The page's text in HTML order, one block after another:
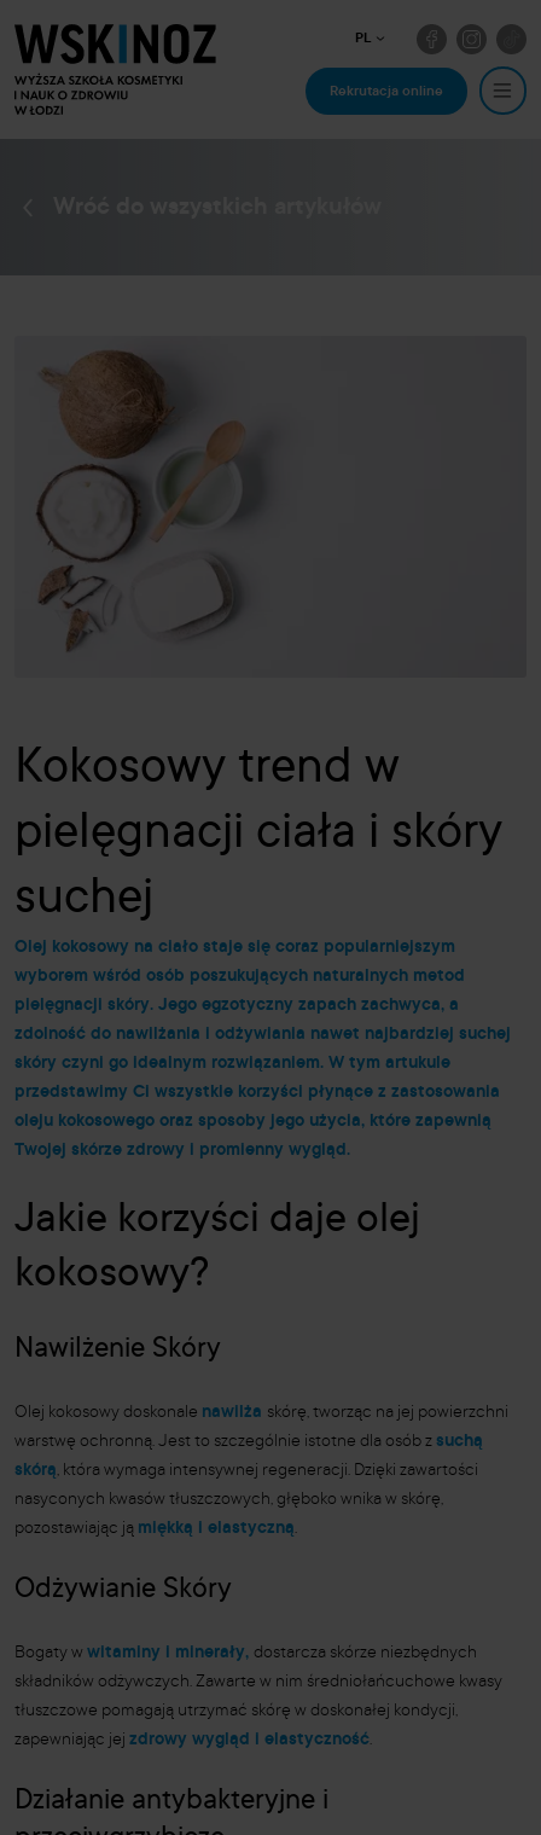
PL
Rekrutacja online
Kokosowy trend w
pielęgnacji ciała i skóry
suchej
Olej kokosowy na ciało staje się coraz popularniejszym
wyborem wśród osób poszukujących naturalnych metod
pielęgnacji skóry. Jego egzotyczny zapach zachwyca, a
zdolność do nawilżania i odżywiania nawet najbardziej suchej
skóry czyni go idealnym rozwiązaniem. W tym artukule
przedstawimy Ci wszystkie korzyści płynące z zastosowania
oleju kokosowego oraz sposoby jego użycia, które zapewnią
Twojej skórze zdrowy i promienny wygląd.
Jakie korzyści daje olej
kokosowy?
Nawilżenie Skóry
Olej kokosowy doskonale nawilża skórę, tworząc na jej powierzchni
warstwę ochronną. Jest to szczególnie istotne dla osób zsuchą
skórą, która wymaga intensywnej regeneracji. Dzięki zawartości
nasyconych kwasów tłuszczowych, głęboko wnika w skórę,
pozostawiając ją miękką i elastyczną.
Odżywianie Skóry
Bogaty w witaminy i minerały, dostarcza skórze niezbędnych
składników odżywczych. Zawarte w nim średniołańcuchowe kwasy
tłuszczowe pomagają utrzymać skórę w doskonałej kondycji,
zapewniając jej zdrowy wygląd i elastyczność.
Działanie antybakteryjne i